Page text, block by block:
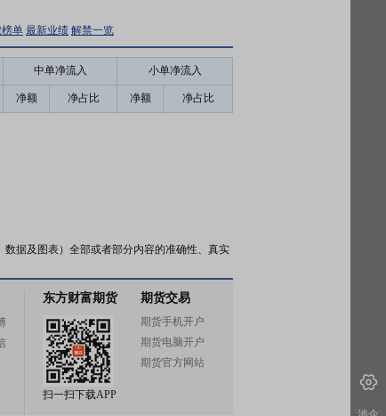
单 最新业绩 解禁一览
中单净流入 小单净流入
净额 净占比 净额 净占比
据及图表）全部或者部分内容的准确性、真实
东方财富期货
扫一扫下载APP
期货交易
期货手机开户
期货电脑开户
期货官方网站